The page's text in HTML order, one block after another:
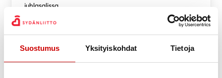
Suostumus Yksityiskohdat Tietoja
juhlasalissa.
Yhdistyksen järjestämällä jumpalla on pitkä historia, mutta viime
vuosina sen suosio on kasvanut. Sydänjumppa on tarkoitettu sekä